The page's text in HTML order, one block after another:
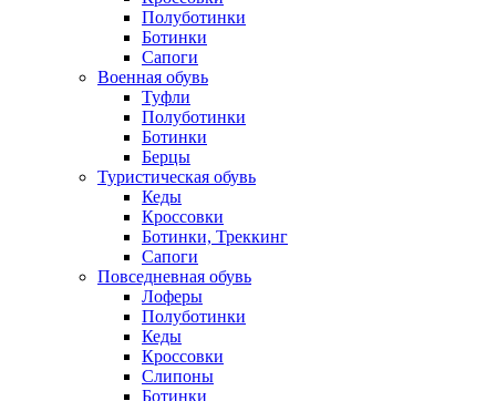
Полуботинки
Ботинки
Сапоги
Военная обувь
Туфли
Полуботинки
Ботинки
Берцы
Туристическая обувь
Кеды
Кроссовки
Ботинки, Треккинг
Сапоги
Повседневная обувь
Лоферы
Полуботинки
Кеды
Кроссовки
Слипоны
Ботинки